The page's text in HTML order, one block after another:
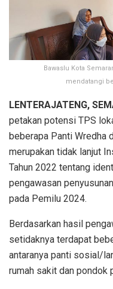
Bawaslu Kota
mendatangi
LENTERAJATENG,
petakan potensi TPS
beberapa Panti Wredha
merupakan tidak lanjut
Tahun 2022 tentang
pengawasan
pada Pemilu 2024.
Berdasarkan hasil
setidaknya terdapat
antaranya panti sosial/
rumah sakit dan pondok